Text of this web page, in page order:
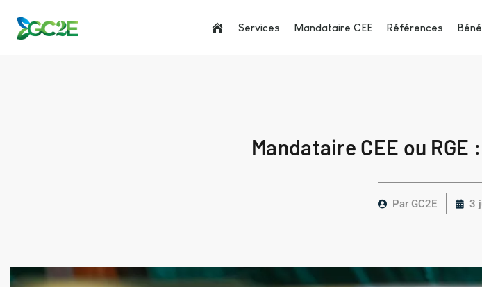
Services Mandataire CEE Références
Mandataire CEE ou
Par GC2E 3